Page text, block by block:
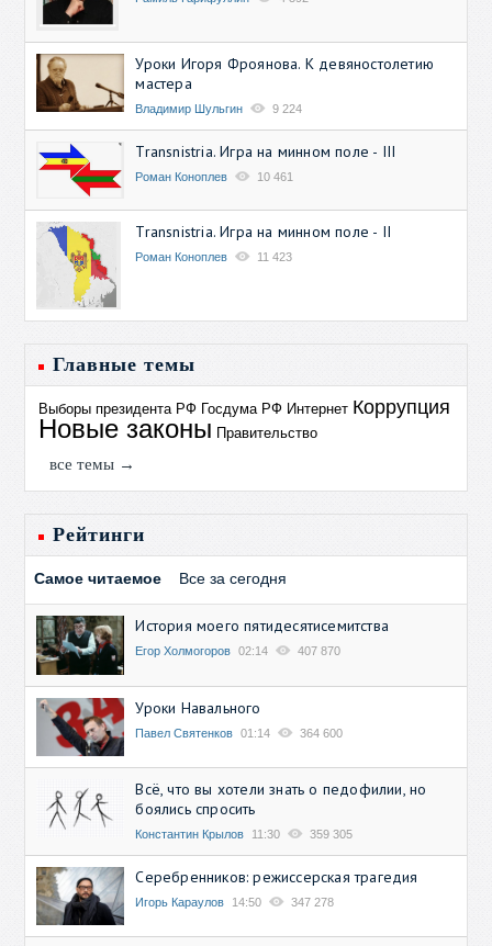
Уроки Игоря Фроянова. К девяностолетию
мастера
Владимир Шульгин 9 224
Transnistria. Игра на минном поле - III
Роман Коноплев 10 461
Transnistria. Игра на минном поле - II
Роман Коноплев 11 423
Главные темы
Выборы президента РФ Госдума РФ Интернет Коррупция
Новые законы Правительство
все темы →
Рейтинги
Самое читаемое Все за сегодня
История моего пятидесятисемитства
Егор Холмогоров 02:14 407 870
Уроки Навального
Павел Святенков 01:14 364 600
Всё, что вы хотели знать о педофилии, но
боялись спросить
Константин Крылов 11:30 359 305
Серебренников: режиссерская трагедия
Игорь Караулов 14:50 347 278